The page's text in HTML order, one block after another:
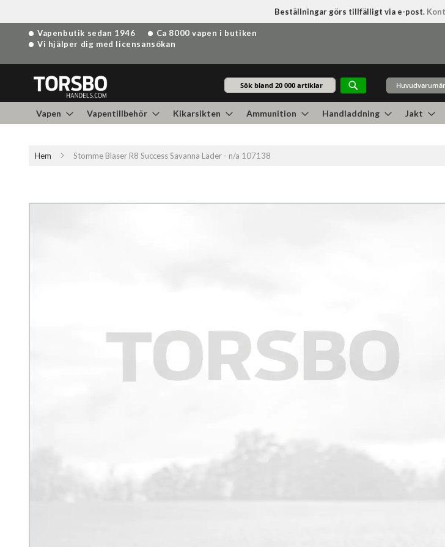
Beställningar görs tillfälligt via e-post.
Hoppa
till
Vapenbutik sedan 1946
Ca 8000 vapen i butiken
Vi hjälper dig med licensansökan
Sök
Vapen Vapentillbehör Kikarsikten Ammunition Handladdning Jakt
Hem Stomme Blaser R8 Success Savanna Läder - n/a 107138